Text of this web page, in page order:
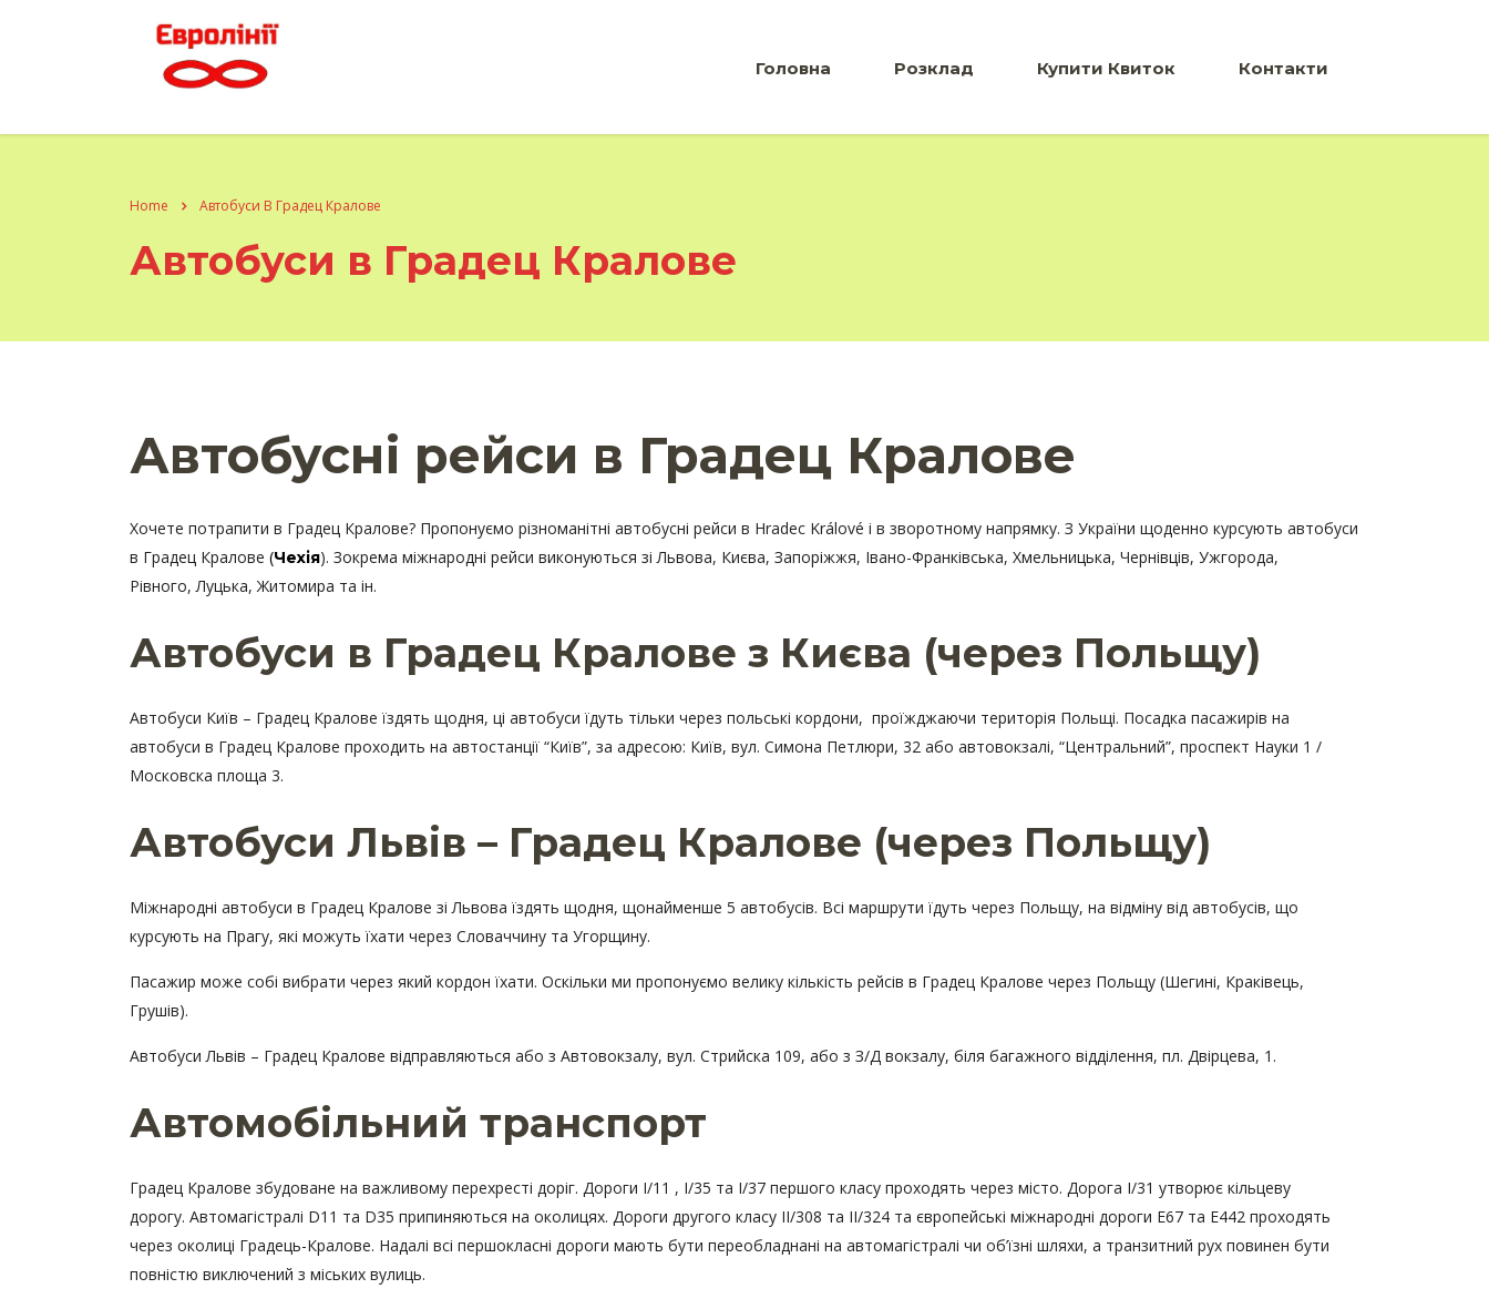
Головна Розклад Купити Квиток Контакти
Home Автобуси В Градец Кралове
Автобуси в Градец Кралове
Автобусні рейси в Градец Кралове
Хочете потрапити в Градец Кралове? Пропонуємо різноманітні автобусні рейси в Hradec Králové і в зворотному напрямку. З України щоденно курсують автобуси
в Градец Кралове (Чехія). Зокрема міжнародні рейси виконуються зі Львова, Києва, Запоріжжя, Івано-Франківська, Хмельницька, Чернівців, Ужгорода,
Рівного, Луцька, Житомира та ін.
Автобуси в Градец Кралове з Києва (через Польщу)
Автобуси Київ – Градец Кралове їздять щодня, ці автобуси їдуть тільки через польські кордони, проїжджаючи територія Польщі. Посадка пасажирів на
автобуси в Градец Кралове проходить на автостанції “Київ”, за адресою: Київ, вул. Симона Петлюри, 32 або автовокзалі, “Центральний”, проспект Науки 1 /
Московска площа 3.
Автобуси Львів – Градец Кралове (через Польщу)
Міжнародні автобуси в Градец Кралове зі Львова їздять щодня, щонайменше 5 автобусів. Всі маршрути їдуть через Польщу, на відміну від автобусів, що
курсують на Прагу, які можуть їхати через Словаччину та Угорщину.
Пасажир може собі вибрати через який кордон їхати. Оскільки ми пропонуємо велику кількість рейсів в Градец Кралове через Польщу (Шегині, Краківець,
Грушів).
Автобуси Львів – Градец Кралове відправляються або з Автовокзалу, вул. Стрийска 109, або з З/Д вокзалу, біля багажного відділення, пл. Двірцева, 1.
Автомобільний транспорт
Градец Кралове збудоване на важливому перехресті доріг. Дороги I/11 , I/35 та I/37 першого класу проходять через місто. Дорога I/31 утворює кільцеву
дорогу. Автомагістралі D11 та D35 припиняються на околицях. Дороги другого класу II/308 та II/324 та європейські міжнародні дороги E67 та E442 проходять
через околиці Градець-Кралове. Надалі всі першокласні дороги мають бути переобладнані на автомагістралі чи об’їзні шляхи, а транзитний рух повинен бути
повністю виключений з міських вулиць.